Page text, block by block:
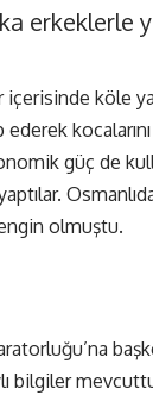
erkeklerle
içerisinde köle
ederek
güç de
olmuştu.
bilgiler